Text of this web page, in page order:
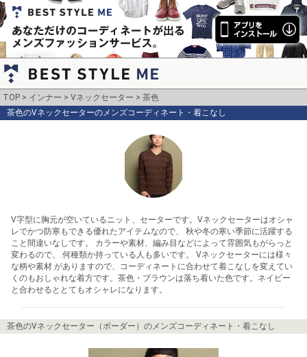
TOP インナー Vネックセーター
茶色
茶色のVネックセーターのメンズコーディネート・着こなし
V字型に胸元が空いているニット、セーターです。Vネックセーターはオシャ
レでかつ防寒もできる優れたアイテムなので、 秋や冬の寒い季節に活躍する
こと間違いなしです。 カラーや素材、編み目などによって雰囲気もがらっと
変わるので、.何種類か持っている人も多いです。 Vネックセーターには様々
な柄や素材 がありますので、コーディネートに合わせて着こなしを変えてい
くのもおしゃれな着方です。茶色・ブラウンは落ち着いた色です。ネイビー
と合わせるととてもオシャレになります。
茶色のVネックセーター（ボーダー）のメンズコーディネート・着こなし